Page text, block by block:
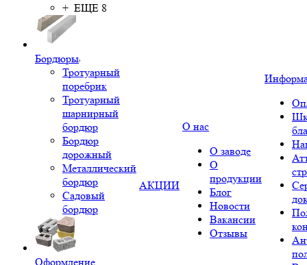
+ ЕЩЕ 8
Бордюры
Тротуарный
поребрик
Тротуарный
шарнирный
бордюр
Бордюр
дорожный
Металлический
бордюр
Садовый
бордюр
Оформление
АКЦИИ
О нас
О заводе
О
продукции
Блог
Новости
Вакансии
Отзывы